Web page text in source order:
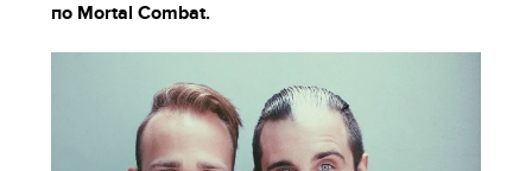
по Mortal Combat.